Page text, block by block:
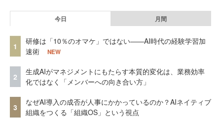
今日 月間
1
研修は「10％のオマケ」ではない——AI時代の経験学習加
速術
NEW
2
生成AIがマネジメントにもたらす本質的変化は、業務効率
化ではなく「メンバーへの向き合い方」
3
なぜAI導入の成否が人事にかかっているのか？AIネイティブ
組織をつくる「組織OS」という視点